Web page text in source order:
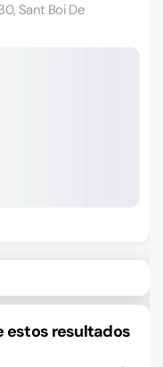
Sant Boi De
estos resultados